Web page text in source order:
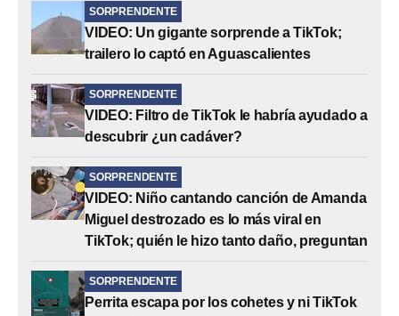
SORPRENDENTE
VIDEO: Un gigante sorprende a TikTok;
trailero lo captó en Aguascalientes
SORPRENDENTE
VIDEO: Filtro de TikTok le habría ayudado a
descubrir ¿un cadáver?
SORPRENDENTE
VIDEO: Niño cantando canción de Amanda
Miguel destrozado es lo más viral en
TikTok; quién le hizo tanto daño, preguntan
SORPRENDENTE
Perrita escapa por los cohetes y ni TikTok